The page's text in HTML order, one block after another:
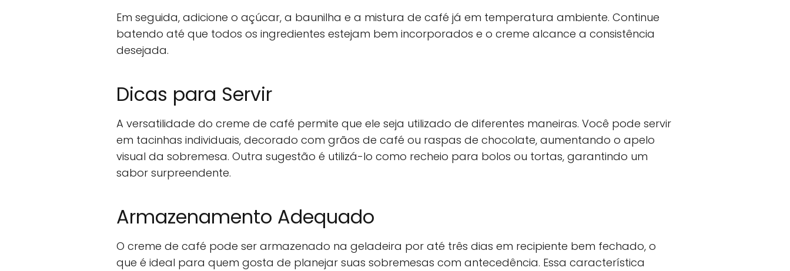
Em seguida, adicione o açúcar, a baunilha e a mistura de café já em temperatura ambiente. Continue
batendo até que todos os ingredientes estejam bem incorporados e o creme alcance a consistência
desejada.
Dicas para Servir
A versatilidade do creme de café permite que ele seja utilizado de diferentes maneiras. Você pode servir
em tacinhas individuais, decorado com grãos de café ou raspas de chocolate, aumentando o apelo
visual da sobremesa. Outra sugestão é utilizá-lo como recheio para bolos ou tortas, garantindo um
sabor surpreendente.
Armazenamento Adequado
O creme de café pode ser armazenado na geladeira por até três dias em recipiente bem fechado, o
que é ideal para quem gosta de planejar suas sobremesas com antecedência. Essa característica